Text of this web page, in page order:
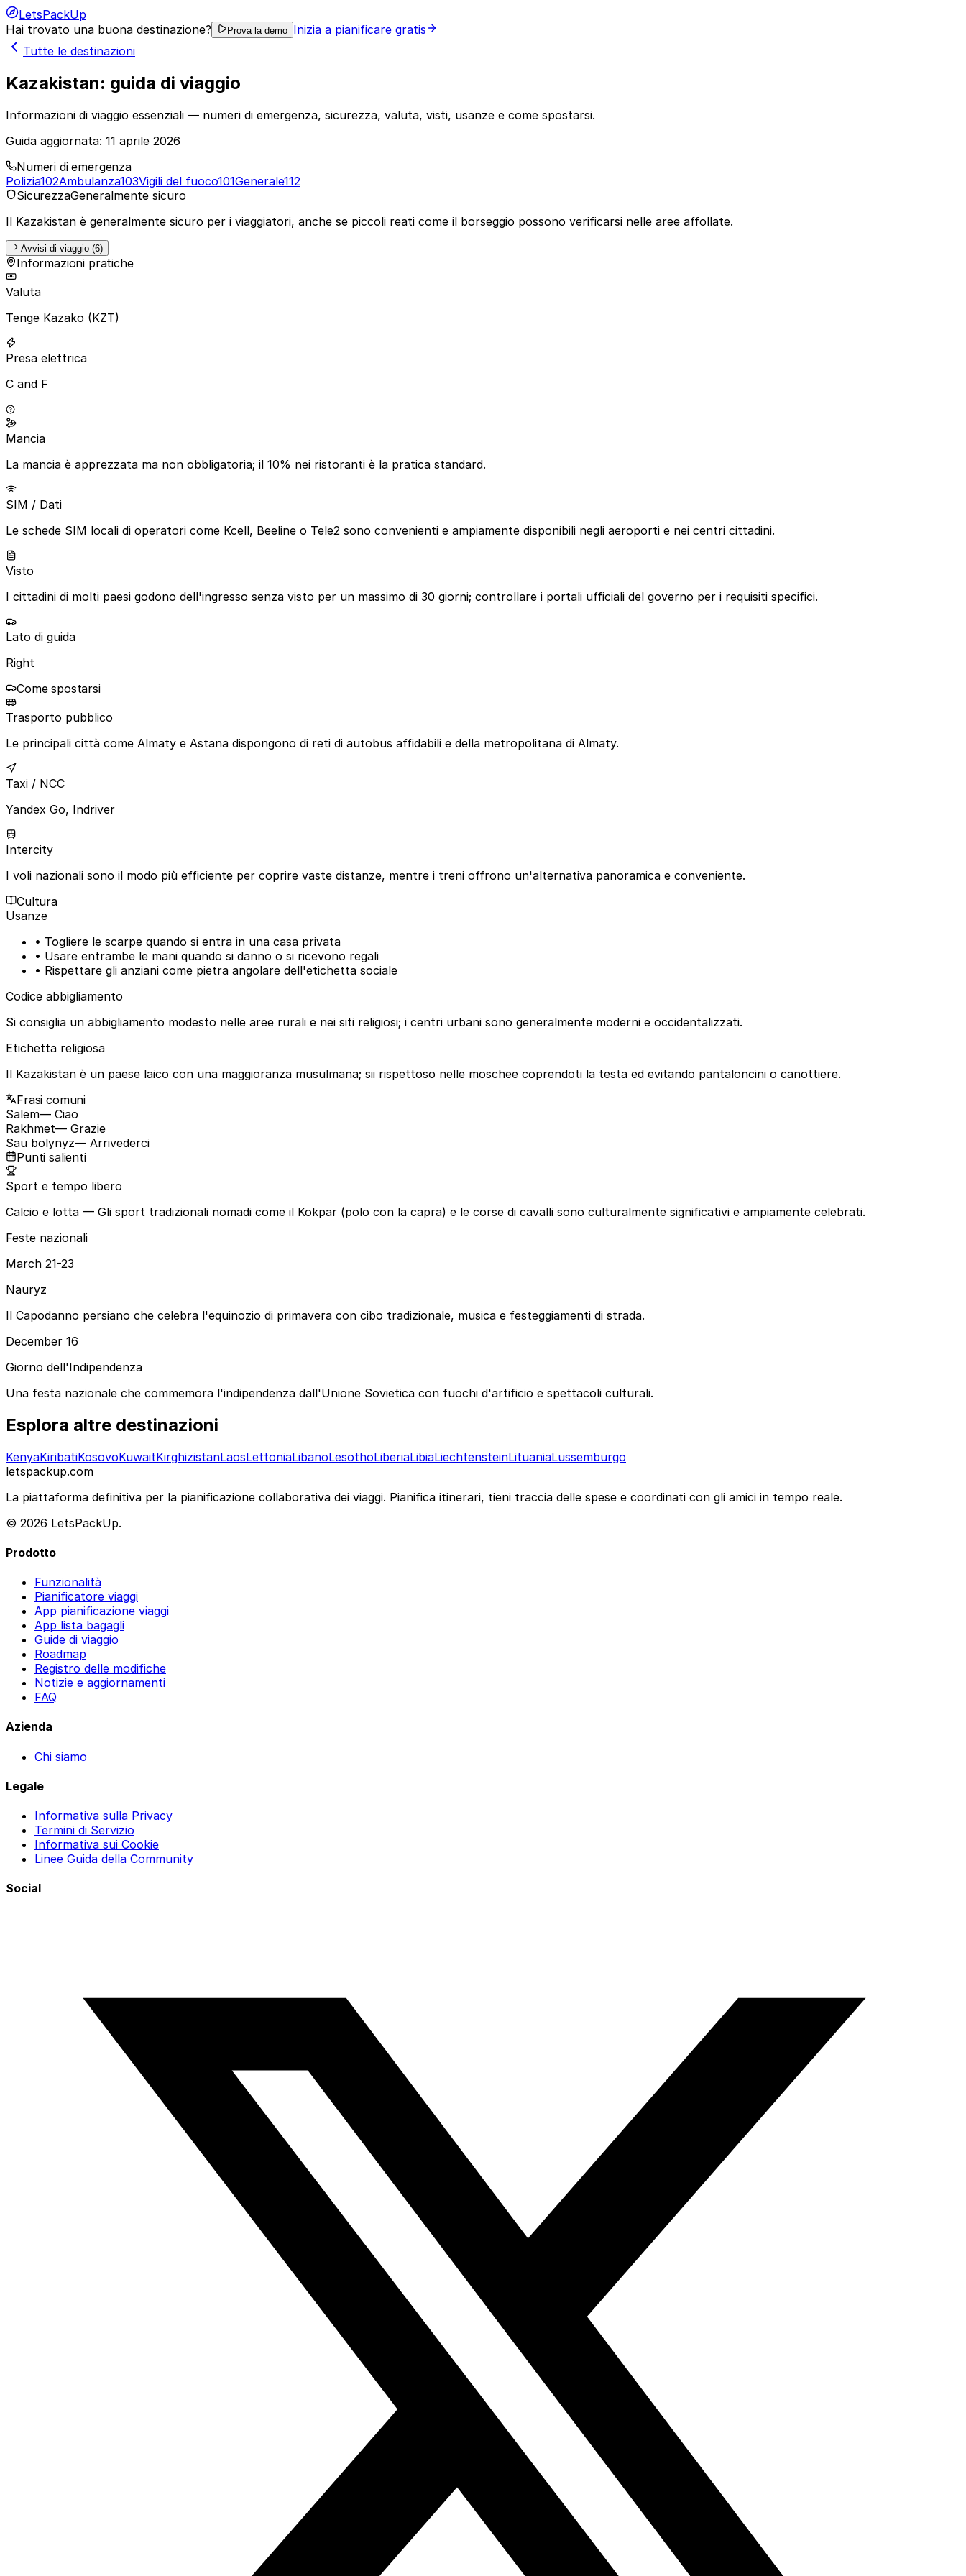
LetsPackUp
Hai trovato una buona destinazione?
Prova la demo Inizia a pianificare gratis
Tutte le destinazioni
Kazakistan: guida di viaggio
Informazioni di viaggio essenziali — numeri di emergenza, sicurezza, valuta, visti, usanze e come spostarsi.
Guida aggiornata: 11 aprile 2026
Numeri di emergenza
Polizia102Ambulanza103Vigili del fuoco101Generale112
SicurezzaGeneralmente sicuro
Il Kazakistan è generalmente sicuro per i viaggiatori, anche se piccoli reati come il borseggio possono verificarsi nelle aree affollate.
Avvisi di viaggio (6)
Informazioni pratiche
Valuta
Tenge Kazako (KZT)
Presa elettrica
C and F
Mancia
La mancia è apprezzata ma non obbligatoria; il 10% nei ristoranti è la pratica standard.
SIM / Dati
Le schede SIM locali di operatori come Kcell, Beeline o Tele2 sono convenienti e ampiamente disponibili negli aeroporti e nei centri cittadini.
Visto
I cittadini di molti paesi godono dell'ingresso senza visto per un massimo di 30 giorni; controllare i portali ufficiali del governo per i requisiti specifici.
Lato di guida
Right
Come spostarsi
Trasporto pubblico
Le principali città come Almaty e Astana dispongono di reti di autobus affidabili e della metropolitana di Almaty.
Taxi / NCC
Yandex Go, Indriver
Intercity
I voli nazionali sono il modo più efficiente per coprire vaste distanze, mentre i treni offrono un'alternativa panoramica e conveniente.
Cultura
Usanze
• Togliere le scarpe quando si entra in una casa privata
• Usare entrambe le mani quando si danno o si ricevono regali
• Rispettare gli anziani come pietra angolare dell'etichetta sociale
Codice abbigliamento
Si consiglia un abbigliamento modesto nelle aree rurali e nei siti religiosi; i centri urbani sono generalmente moderni e occidentalizzati.
Etichetta religiosa
Il Kazakistan è un paese laico con una maggioranza musulmana; sii rispettoso nelle moschee coprendoti la testa ed evitando pantaloncini o canottiere.
Frasi comuni
Salem— Ciao
Rakhmet— Grazie
Sau bolynyz— Arrivederci
Punti salienti
Sport e tempo libero
Calcio e lotta — Gli sport tradizionali nomadi come il Kokpar (polo con la capra) e le corse di cavalli sono culturalmente significativi e ampiamente celebrati.
Feste nazionali
March 21-23
Nauryz
Il Capodanno persiano che celebra l'equinozio di primavera con cibo tradizionale, musica e festeggiamenti di strada.
December 16
Giorno dell'Indipendenza
Una festa nazionale che commemora l'indipendenza dall'Unione Sovietica con fuochi d'artificio e spettacoli culturali.
Esplora altre destinazioni
KenyaKiribatiKosovoKuwaitKirghizistanLaosLettoniaLibanoLesothoLiberiaLibiaLiechtensteinLituaniaLussemburgo
letspackup.com
La piattaforma definitiva per la pianificazione collaborativa dei viaggi. Pianifica itinerari, tieni traccia delle spese e coordinati con gli amici in tempo reale.
© 2026 LetsPackUp.
Prodotto
Funzionalità
Pianificatore viaggi
App pianificazione viaggi
App lista bagagli
Guide di viaggio
Roadmap
Registro delle modifiche
Notizie e aggiornamenti
FAQ
Azienda
Chi siamo
Legale
Informativa sulla Privacy
Termini di Servizio
Informativa sui Cookie
Linee Guida della Community
Social